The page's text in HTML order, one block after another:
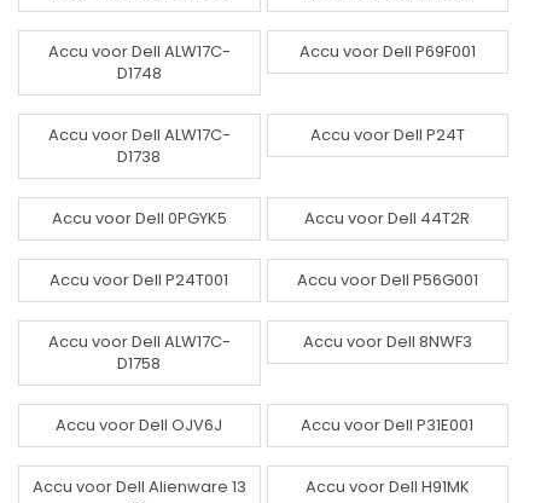
Accu voor Dell ALW17C-
D1748
Accu voor Dell P69F001
Accu voor Dell ALW17C-
D1738
Accu voor Dell P24T
Accu voor Dell 0PGYK5 Accu voor Dell 44T2R
Accu voor Dell P24T001 Accu voor Dell P56G001
Accu voor Dell ALW17C-
D1758
Accu voor Dell 8NWF3
Accu voor Dell OJV6J Accu voor Dell P31E001
Accu voor Dell Alienware 13
Accu voor Dell H91MK